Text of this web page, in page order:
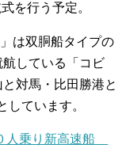
を行う予定。
は双胴船タイプの
している「コビ
対馬・比田勝港と
しています。
人乗り新高速船